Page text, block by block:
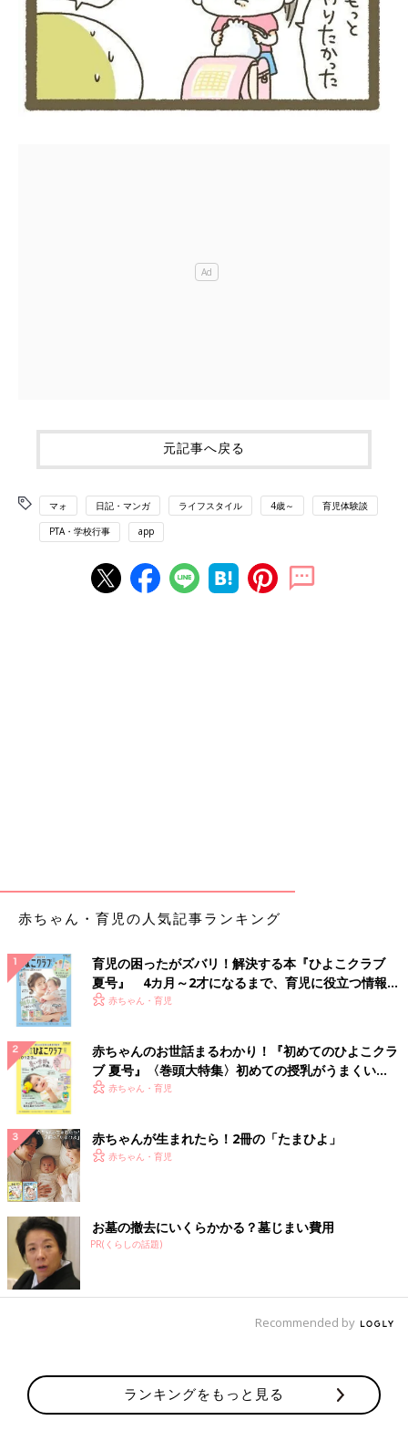
元記事へ戻る
マォ 日記・マンガ ライフスタイル 4歳～ 育児体験談
PTA・学校行事 app
赤ちゃん・育児の人気記事ランキング
育児の困ったがズバリ！解決する本『ひよこクラブ
夏号』 4カ月～2才になるまで、育児に役立つ情報が
いっぱい！
赤ちゃん・育児
赤ちゃんのお世話まるわかり！『初めてのひよこクラ
ブ 夏号』〈巻頭大特集〉初めての授乳がうまくい
く！ おっぱい・ミルクの基本と夏のトラブル 解決テ
赤ちゃん・育児
赤ちゃんが生まれたら！2冊の「たまひよ」
赤ちゃん・育児
お墓の撤去にいくらかかる？墓じまい費用
PR(くらしの話題)
Recommended by
ランキングをもっと見る